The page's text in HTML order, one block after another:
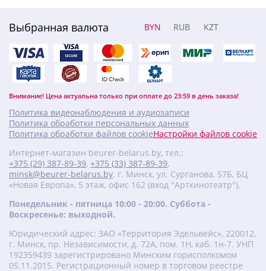
Выбранная валюта BYN RUB KZT
Внимание! Цена актуальна только при оплате до 23:59 в день заказа!
Политика видеонаблюдения и аудиозаписи
Политика обработки персональных данных
Политика обработки файлов cookieНастройки файлов cookie
Интернет-магазин beurer-belarus.by, тел.:
+375 (29) 387-89-39, +375 (33) 387-89-39,
minsk@beurer-belarus.by. г. Минск, ул. Сурганова, 57Б, БЦ
«Новая Европа», 5 этаж, офис 162 (вход "Арткинотеатр").
Понедельник - пятница 10:00 - 20:00. Суббота -
Воскресенье: выходной.
Юридический адрес: ЗАО «Территория Эдельвейс», 220012,
г. Минск, пр. Независимости, д. 72А, пом. 1Н, каб. 1н-7. УНП
‎192359439 зарегистрировано Минским горисполкомом
05.11.2015. Регистрационный номер в торговом реестре